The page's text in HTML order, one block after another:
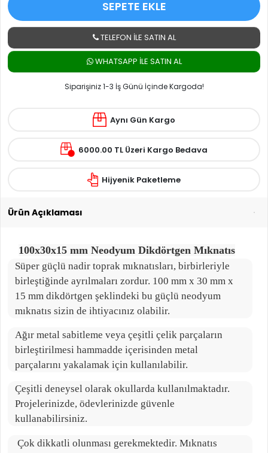
SEPETE EKLE
TELEFON İLE SATIN AL
WHATSAPP ILE SATIN AL
Siparişiniz 1-3 İş Günü İçinde Kargoda!
Aynı Gün Kargo
6000.00 TL Üzeri Kargo Bedava
Hijyenik Paketleme
Ürün Açıklaması
100x30x15 mm Neodyum Dikdörtgen Mıknatıs
Süper güçlü nadir toprak mıknatısları, birbirleriyle
birleştiğinde ayrılmaları zordur. 100 mm x 30 mm x
15 mm dikdörtgen şeklindeki bu güçlü neodyum
mıknatıs sizin de ihtiyacınız olabilir.
Ağır metal sabitleme veya çeşitli çelik parçaların
birleştirilmesi hammadde içerisinden metal
parçalarını yakalamak için kullanılabilir.
Çeşitli deneysel olarak okullarda kullanılmaktadır.
Projelerinizde, ödevlerinizde güvenle
kullanabilirsiniz.
Çok dikkatli olunması gerekmektedir. Mıknatıs